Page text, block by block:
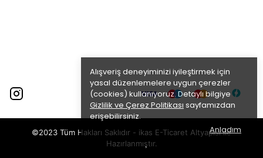
Alışveriş deneyiminizi iyileştirmek için
yasal düzenlemelere uygun çerezler
(cookies) kullanıyoruz. Detaylı bilgiye
Gizlilik ve Çerez Politikası sayfamızdan
erişebilirsiniz.
Anladım
©2023 Tüm Hakları Saklıdır - ikas E-Ticaret Altyapısı ile
Hazırlanmıştır.